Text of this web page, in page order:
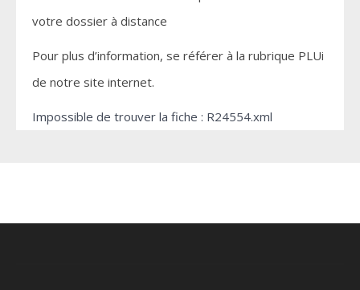
votre dossier à distance
Pour plus d’information, se référer à la rubrique PLUi
de notre site internet.
Impossible de trouver la fiche : R24554.xml